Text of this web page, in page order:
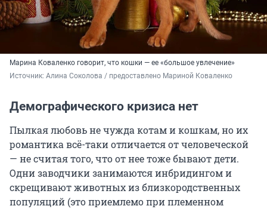
Марина Коваленко говорит, что кошки — ее «большое увлечение»
Источник: Алина Соколова / предоставлено Мариной Коваленко
Демографического кризиса нет
Пылкая любовь не чужда котам и кошкам, но их
романтика всё-таки отличается от человеческой
— не считая того, что от нее тоже бывают дети.
Одни заводчики занимаются инбридингом и
скрещивают животных из близкородственных
популяций (это приемлемо при племенном